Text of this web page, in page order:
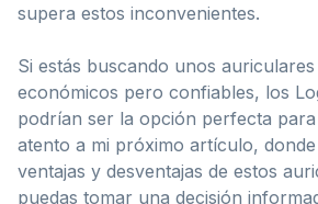
supera estos inconvenientes.
Si estás buscando unos
económicos pero confiables, los
podrían ser la opción perfecta
atento a mi próximo artículo,
ventajas y desventajas de estos
puedas tomar una decisión